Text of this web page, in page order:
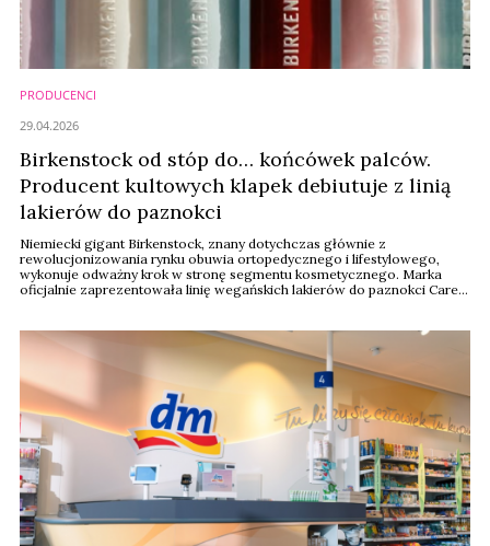
PRODUCENCI
Birkenstock od stóp do… końcówek palców.
Producent kultowych klapek debiutuje z linią
lakierów do paznokci
Niemiecki gigant Birkenstock, znany dotychczas głównie z
rewolucjonizowania rynku obuwia ortopedycznego i lifestylowego,
wykonuje odważny krok w stronę segmentu kosmetycznego. Marka
oficjalnie zaprezentowała linię wegańskich lakierów do paznokci Care
rekordowego poziomu 2,1 mld euro.
29.04.2026